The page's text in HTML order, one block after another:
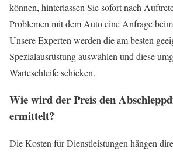
können, hinterlassen Sie sofort nach
Problemen mit dem Auto eine Anfrage
Unsere Experten werden die am besten
Spezialausrüstung auswählen und diese
Warteschleife schicken.
Wie wird der Preis den
ermittelt?
Die Kosten für Dienstleistungen hängen